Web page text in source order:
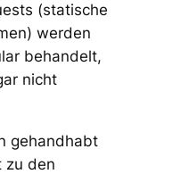
(statische
werden
behandelt,
nicht
gehandhabt
zu den